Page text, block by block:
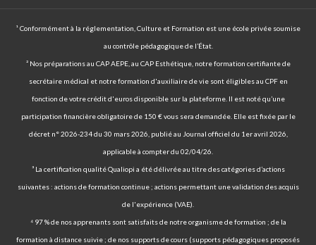
¹ Conformément à la réglementation, Culture et Formation est une école privée soumise
au contrôle pédagogique de l’État.
² Nos préparations au CAP AEPE, au CAP Esthétique, notre formation certifiante de
secrétaire médical et notre formation d'auxiliaire de vie sont éligibles au CPF en
fonction de votre crédit d'euros disponible sur la plateforme. Il est noté qu’une
participation financière obligatoire de 150 € vous sera demandée. Elle est fixée par le
décret n° 2026-234 du 30 mars 2026, publié au Journal officiel du 1er avril 2026,
applicable à compter du 02/04/26.
³ La certification qualité Qualiopi a été délivrée au titre des catégories d’actions
suivantes : actions de formation continue ; actions permettant une validation des acquis
de l'expérience (VAE).
⁴ 97 % de nos apprenants sont satisfaits de notre organisme de formation ; de la
formation à distance suivie ; de nos supports de cours (supports pédagogiques proposés